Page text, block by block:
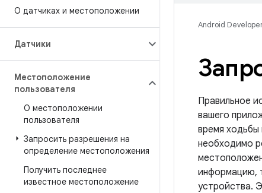
О датчиках и местоположении
Датчики
Местоположение
пользователя
О местоположении
пользователя
Запросить разрешения на
определение местоположения
Получить последнее
известное местоположение
Android
Правильное
вашего
время
необходимо
информацию,
устройства.